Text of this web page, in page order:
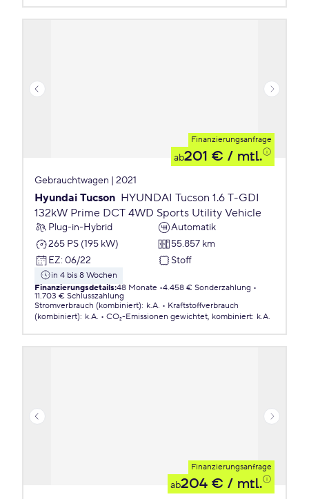
Finanzierungsanfrage
ab201 € / mtl.
Gebrauchtwagen | 2021
Hyundai Tucson HYUNDAI Tucson 1.6 T-GDI
132kW Prime DCT 4WD Sports Utility Vehicle
Plug-in-Hybrid
Automatik
265 PS (195 kW)
55.857 km
EZ: 06/22 Stoff
in 4 bis 8 Wochen
Finanzierungsdetails:48 Monate 4.458 € Sonderzahlung
11.703 € Schlusszahlung
Stromverbrauch (kombiniert): k.A.
Kraftstoffverbrauch
(kombiniert): k.A. CO₂-Emissionen gewichtet, kombiniert: k.A.
Finanzierungsanfrage
ab204 € / mtl.